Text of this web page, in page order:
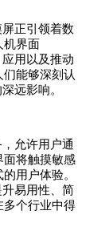
正引领着数
机界面
用以及推动
能够深刻认
远影响。
允许用户通
面将触摸敏感
用户体验。
易用性、简
多个行业中得